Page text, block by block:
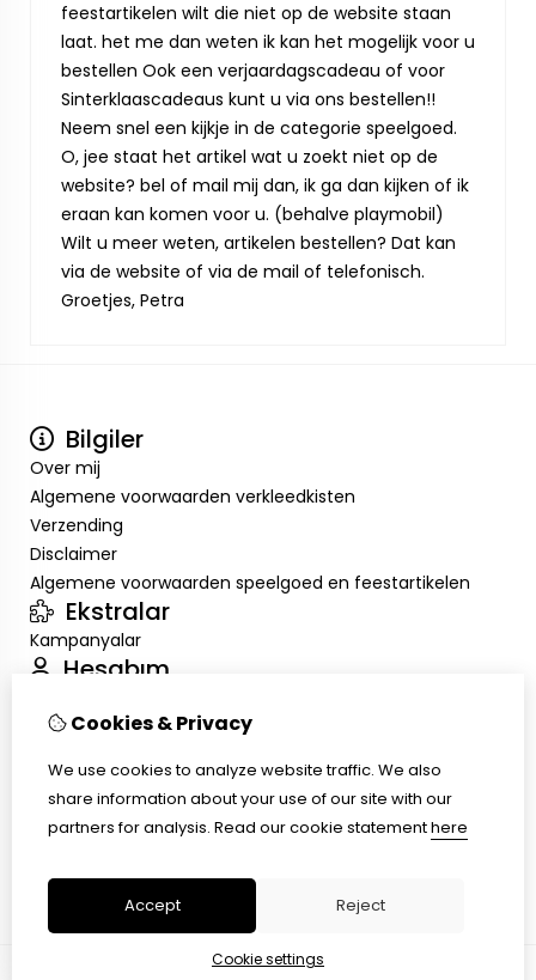
feestartikelen wilt die niet op de website staan
laat. het me dan weten ik kan het mogelijk voor u
bestellen Ook een verjaardagscadeau of voor
Sinterklaascadeaus kunt u via ons bestellen!!
Neem snel een kijkje in de categorie speelgoed.
O, jee staat het artikel wat u zoekt niet op de
website? bel of mail mij dan, ik ga dan kijken of ik
eraan kan komen voor u. (behalve playmobil)
Wilt u meer weten, artikelen bestellen? Dat kan
via de website of via de mail of telefonisch.
Groetjes, Petra
Bilgiler
Over mij
Algemene voorwaarden verkleedkisten
Verzending
Disclaimer
Algemene voorwaarden speelgoed en feestartikelen
Ekstralar
Kampanyalar
Hesabım
Sipariş Geçmişim
Müşteri Servisi
Ürün İadesi
Cookies & Privacy
We use cookies to analyze website traffic. We also
share information about your use of our site with our
partners for analysis. Read our cookie statementhere
Accept Reject
Cookie settings